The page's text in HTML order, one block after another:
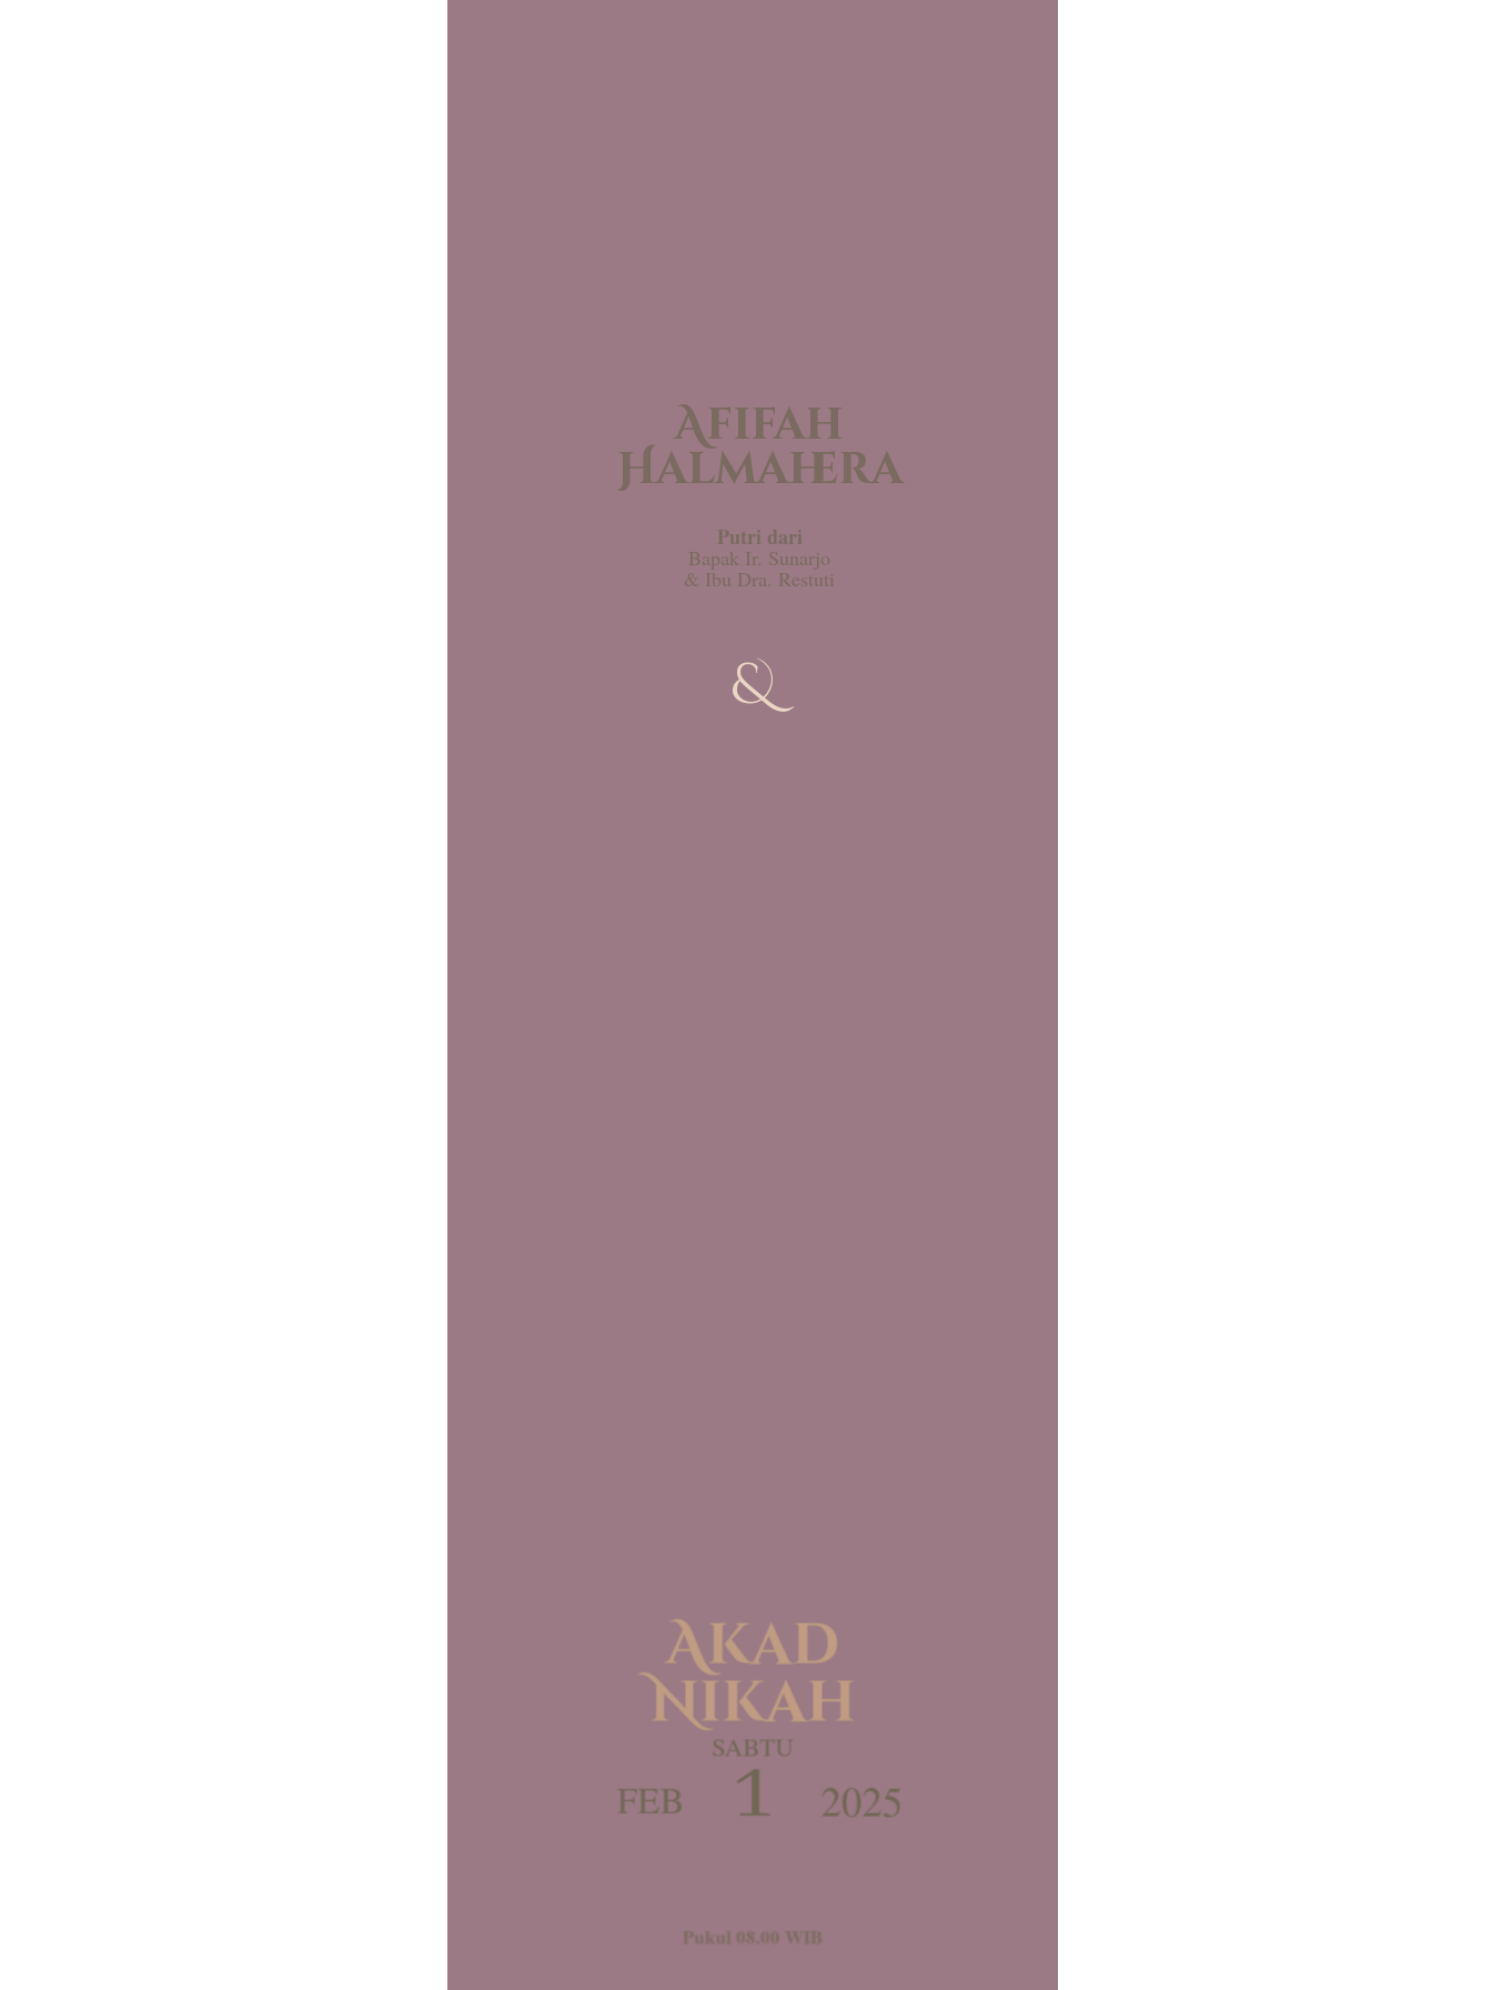
&
Afifah
Halmahera
Putri dari
Bapak Ir. Sunarjo
& Ibu Dra. Restuti
Nikah
SABTU
FEB 1 2025